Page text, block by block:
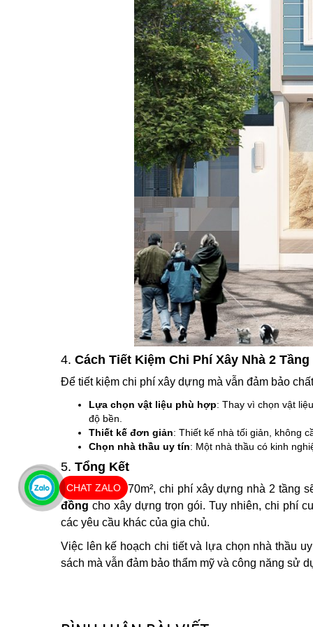
4. Cách Tiết Kiệm Chi Phí Xây Nhà 2 Tầng
Để tiết kiệm chi phí xây dựng mà vẫn đảm bảo
Lựa chọn vật liệu phù hợp: Thay vì chọn vật
độ bền.
Thiết kế đơn giản: Thiết kế nhà tối giản, không
Chọn nhà thầu uy tín: Một nhà thầu có kinh
5. Tổng Kết
Với diện tích 70m², chi phí xây dựng nhà 2 tầng
đồng cho xây dựng trọn gói. Tuy nhiên, chi phí
các yêu cầu khác của gia chủ.
Việc lên kế hoạch chi tiết và lựa chọn nhà thầu
sách mà vẫn đảm bảo thẩm mỹ và công năng sử
CHAT ZALO